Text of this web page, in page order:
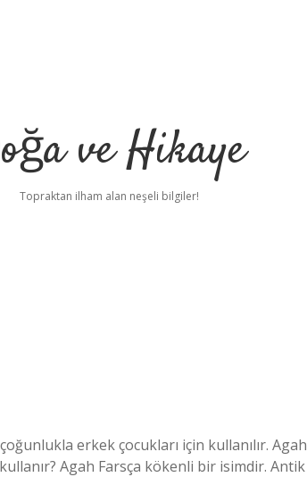
ve Hikaye
Topraktan ilham alan neşeli bilgiler!
erkek çocukları için kullanılır. Agah
Agah Farsça kökenli bir isimdir. Antik